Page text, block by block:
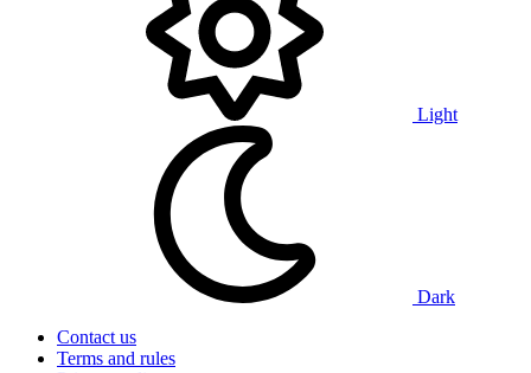
Light
Dark
Contact us
Terms and rules